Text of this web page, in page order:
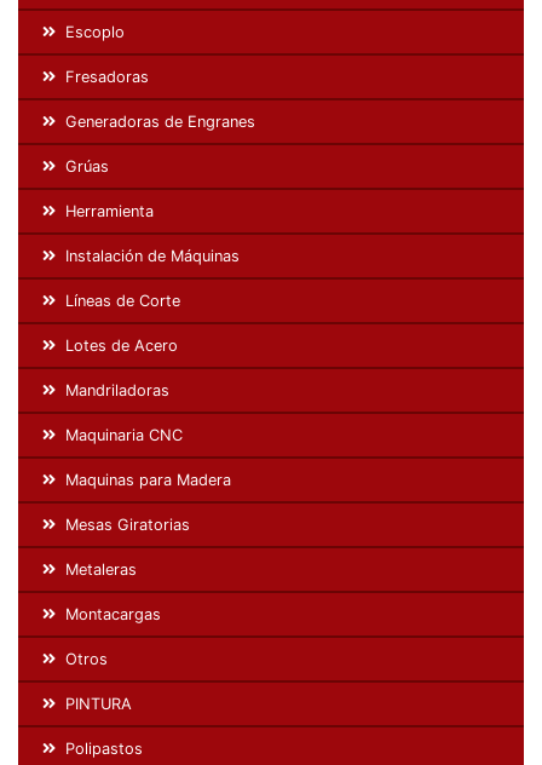
Escoplo
Fresadoras
Generadoras de Engranes
Grúas
Herramienta
Instalación de Máquinas
Líneas de Corte
Lotes de Acero
Mandriladoras
Maquinaria CNC
Maquinas para Madera
Mesas Giratorias
Metaleras
Montacargas
Otros
PINTURA
Polipastos